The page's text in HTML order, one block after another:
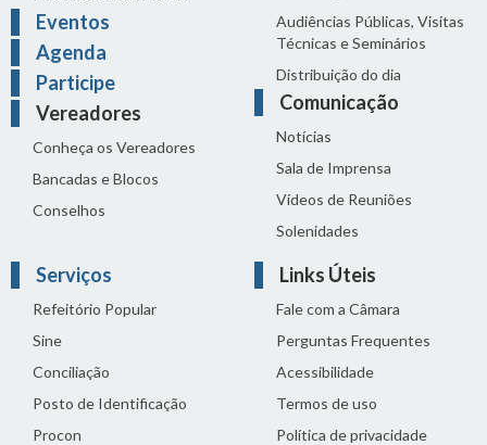
Eventos
Agenda
Participe
Vereadores
Conheça os Vereadores
Bancadas e Blocos
Conselhos
Audiências Públicas, Visitas
Técnicas e Seminários
Distribuição do dia
Comunicação
Notícias
Sala de Imprensa
Vídeos de Reuniões
Solenidades
Serviços
Refeitório Popular
Sine
Conciliação
Posto de Identificação
Procon
Links Úteis
Fale com a Câmara
Perguntas Frequentes
Acessibilidade
Termos de uso
Política de privacidade